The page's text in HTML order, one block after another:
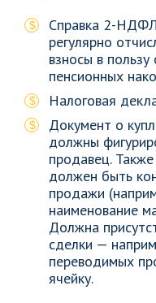
Справка 2-
регулярно
взносы в пользу
пенсионных
Налоговая
Документ о
должны
продавец.
должен быть
продажи
наименование
Должна
сделки —
переводимых
ячейку.